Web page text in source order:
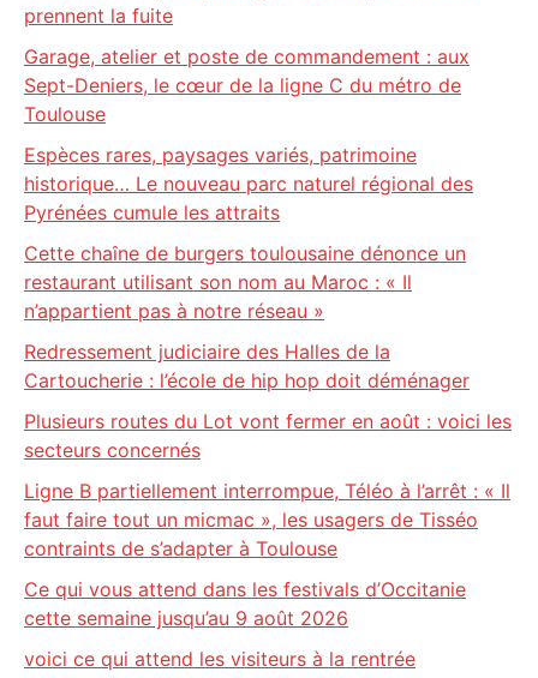
prennent la fuite
Garage, atelier et poste de commandement : aux
Sept-Deniers, le cœur de la ligne C du métro de
Toulouse
Espèces rares, paysages variés, patrimoine
historique… Le nouveau parc naturel régional des
Pyrénées cumule les attraits
Cette chaîne de burgers toulousaine dénonce un
restaurant utilisant son nom au Maroc : « Il
n’appartient pas à notre réseau »
Redressement judiciaire des Halles de la
Cartoucherie : l’école de hip hop doit déménager
Plusieurs routes du Lot vont fermer en août : voici les
secteurs concernés
Ligne B partiellement interrompue, Téléo à l’arrêt : « Il
faut faire tout un micmac », les usagers de Tisséo
contraints de s’adapter à Toulouse
Ce qui vous attend dans les festivals d’Occitanie
cette semaine jusqu’au 9 août 2026
voici ce qui attend les visiteurs à la rentrée